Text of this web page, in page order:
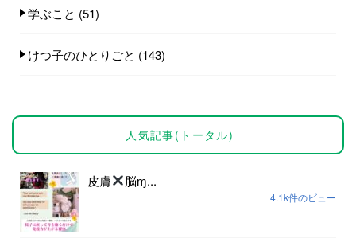
学ぶこと (51)
けつ子のひとりごと (143)
人気記事(トータル)
皮膚 脳ɱ...
4.1k件のビュー